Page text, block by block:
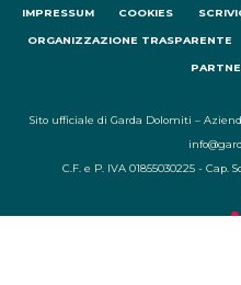
IMPRESSUM COOKIES
ORGANIZZAZIONE TRASPARENTE
Sito ufficiale di Garda Dolomiti –
C.F. e P. IVA 01855030225 - Cap.